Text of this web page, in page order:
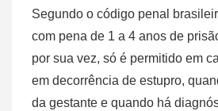
Segundo o código penal
com pena de 1 a 4 anos de
por sua vez, só é permitido em
em decorrência de estupro,
da gestante e quando há